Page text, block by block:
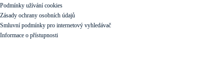
Podmínky užívání cookies
Zásady ochrany osobních údajů
Smluvní podmínky pro internetový vyhledávač
Informace o přístupnosti